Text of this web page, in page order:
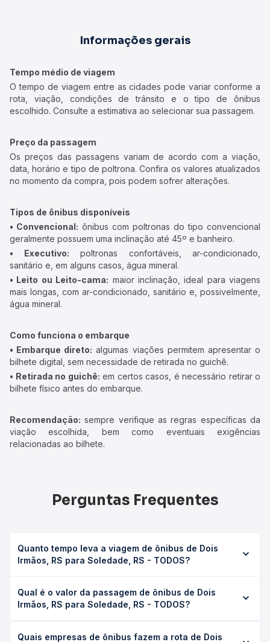
Informações gerais
Tempo médio de viagem
O tempo de viagem entre as cidades pode variar conforme a
rota, viação, condições de trânsito e o tipo de ônibus
escolhido. Consulte a estimativa ao selecionar sua passagem.
Preço da passagem
Os preços das passagens variam de acordo com a viação,
data, horário e tipo de poltrona. Confira os valores atualizados
no momento da compra, pois podem sofrer alterações.
Tipos de ônibus disponíveis
• Convencional: ônibus com poltronas do tipo convencional
geralmente possuem uma inclinação até 45º e banheiro.
• Executivo: poltronas confortáveis, ar-condicionado,
sanitário e, em alguns casos, água mineral.
• Leito ou Leito-cama: maior inclinação, ideal para viagens
mais longas, com ar-condicionado, sanitário e, possivelmente,
água mineral.
Como funciona o embarque
• Embarque direto: algumas viações permitem apresentar o
bilhete digital, sem necessidade de retirada no guichê.
• Retirada no guichê: em certos casos, é necessário retirar o
bilhete físico antes do embarque.
Recomendação: sempre verifique as regras específicas da
viação escolhida, bem como eventuais exigências
relacionadas ao bilhete.
Perguntas Frequentes
Quanto tempo leva a viagem de ônibus de Dois
Irmãos, RS para Soledade, RS - TODOS?
- TODOS leva em média 4h 40min, podendo variar
conforme a viação, o tipo de serviço (convencional,
Qual é o valor da passagem de ônibus de Dois
Irmãos, RS para Soledade, RS - TODOS?
Soledade, RS - TODOS custa em média R$ 105,15 e varia
Quais empresas de ônibus fazem a rota de Dois